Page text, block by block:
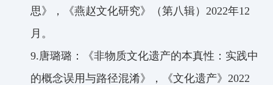
思》，《燕赵文化研究》（第八辑）2022年12
月。
9.唐璐璐：《非物质文化遗产的本真性：实践中
的概念误用与路径混淆》，《文化遗产》2022